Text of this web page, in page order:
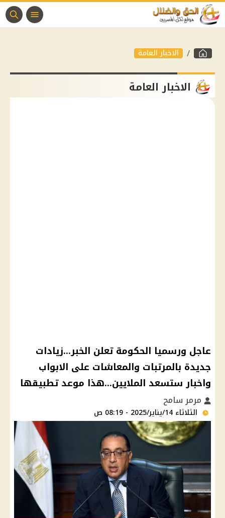
الاخبار العامة
الاخبار العامة
عاجل ورسميا الحكومة تعلن الخبر...زيادات
جديدة بالمرتبات والمعاشات على الابواب
واخبار ستسعد الملايين...هذا موعد تطبيقها
مرمر سامح
الثلاثاء 14/يناير/2025 - 08:19 ص